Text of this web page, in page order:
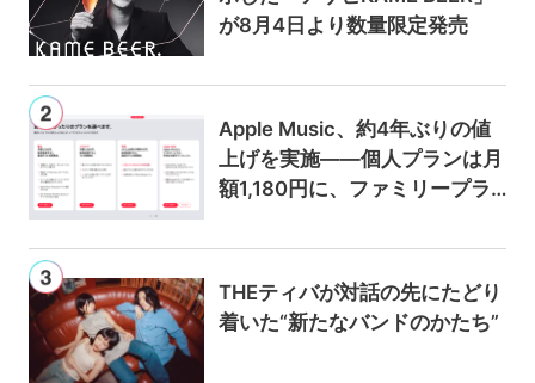
が8月4日より数量限定発売
Apple Music、約4年ぶりの値
上げを実施——個人プランは月
額1,180円に、ファミリープラ
THEティバが対話の先にたどり
着いた“新たなバンドのかたち”